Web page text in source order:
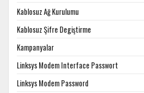
Kablosuz Ağ Kurulumu
Kablosuz Şifre Degiştirme
Kampanyalar
Linksys Modem Interface Passwort
Linksys Modem Password